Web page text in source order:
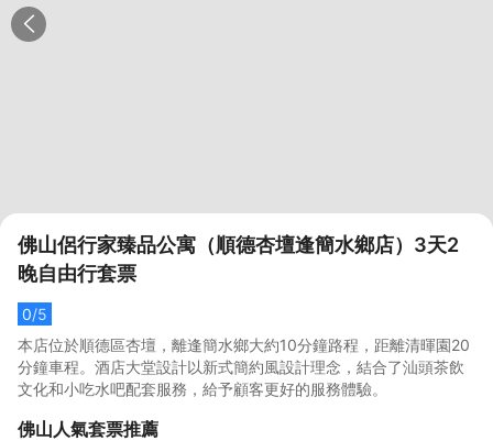
佛山侶行家臻品公寓（順德杏壇逢簡水鄉店）3天2
晚自由行套票
0/5
本店位於順德區杏壇，離逢簡水鄉大約10分鐘路程，距離清暉園20
分鐘車程。酒店大堂設計以新式簡約風設計理念，結合了汕頭茶飲
文化和小吃水吧配套服務，給予顧客更好的服務體驗。
佛山人氣套票推薦